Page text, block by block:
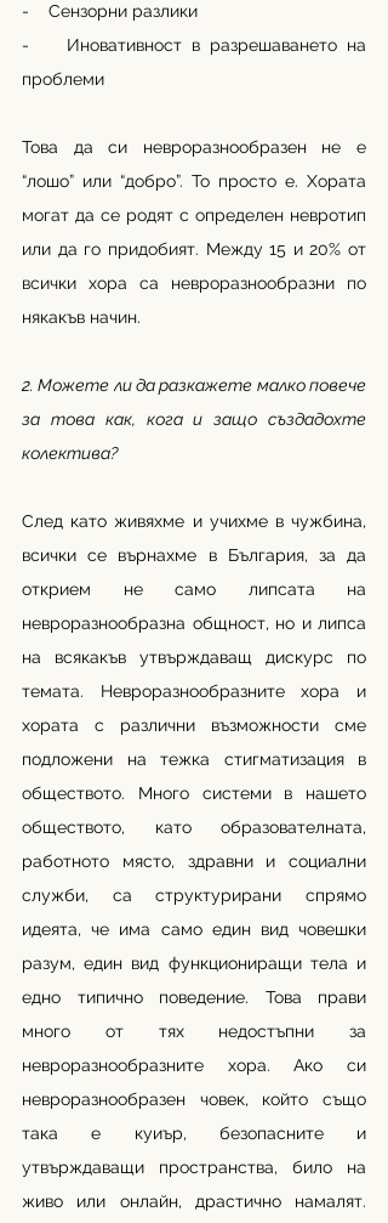
-    Сензорни разлики
-    Иновативност в разрешаването на
проблеми
Това да си невроразнообразен не е
“лошо” или “добро”. То просто е. Хората
могат да се родят с определен невротип
или да го придобият. Между 15 и 20% от
всички хора са невроразнообразни по
някакъв начин.
2. Можете ли да разкажете малко повече
за това как, кога и защо създадохте
колектива?
След като живяхме и учихме в чужбина,
всички се върнахме в България, за да
открием не само липсата на
невроразнообразна общност, но и липса
на всякакъв утвърждаващ дискурс по
темата. Невроразнообразните хора и
хората с различни възможности сме
подложени на тежка стигматизация в
обществото. Много системи в нашето
обществото, като образователната,
работното място, здравни и социални
служби, са структурирани спрямо
идеята, че има само един вид човешки
разум, един вид функциониращи тела и
едно типично поведение. Това прави
много от тях недостъпни за
невроразнообразните хора. Ако си
невроразнообразен човек, който също
така е куиър, безопасните и
утвърждаващи пространства, било на
живо или онлайн, драстично намалят.